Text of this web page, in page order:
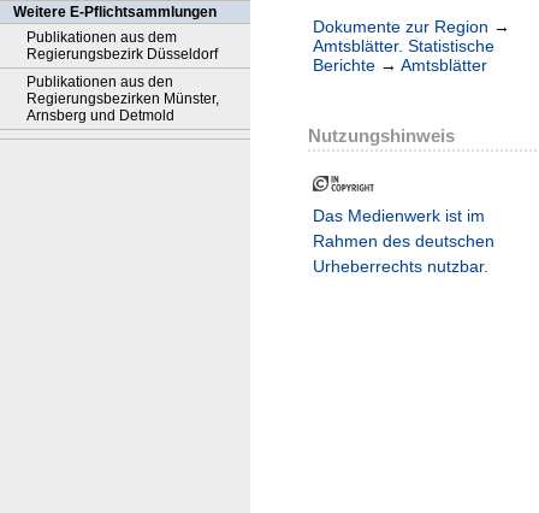
Weitere E-Pflichtsammlungen
Publikationen aus dem
Regierungsbezirk Düsseldorf
Publikationen aus den
Regierungsbezirken Münster,
Arnsberg und Detmold
Dokumente zur Region →
Amtsblätter. Statistische
Berichte → Amtsblätter
Nutzungshinweis
Das Medienwerk ist im
Rahmen des deutschen
Urheberrechts nutzbar.